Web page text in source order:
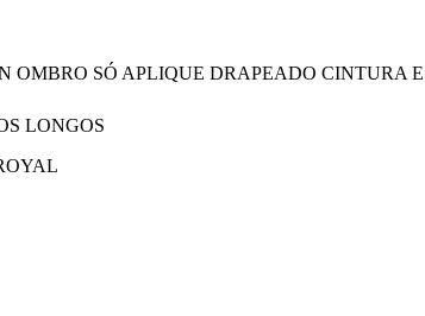
OMBRO SÓ APLIQUE DRAPEADO CINTURA
LONGOS